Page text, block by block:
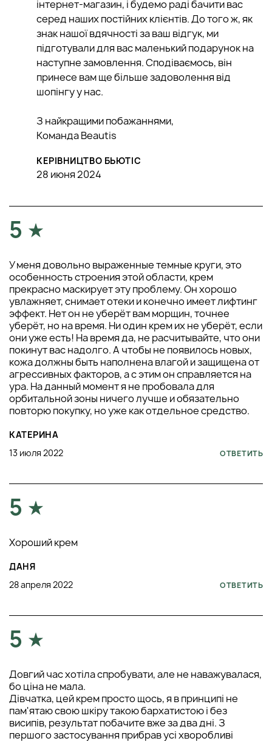
інтернет-магазин, і будемо раді бачити вас
серед наших постійних клієнтів. До того ж, як
знак нашої вдячності за ваш відгук, ми
підготували для вас маленький подарунок на
наступне замовлення. Сподіваємось, він
принесе вам ще більше задоволення від
шопінгу у нас.
З найкращими побажаннями,
Команда Beautis
КЕРІВНИЦТВО БЬЮТІС
28 июня 2024
5
У меня довольно выраженные темные круги, это
особенность строения этой области, крем
прекрасно маскирует эту проблему. Он хорошо
увлажняет, снимает отеки и конечно имеет лифтинг
эффект. Нет он не уберёт вам морщин, точнее
уберёт, но на время. Ни один крем их не уберёт, если
они уже есть! На время да, не расчитывайте, что они
покинут вас надолго. А чтобы не появилось новых,
кожа должны быть наполнена влагой и защищена от
агрессивных факторов, а с этим он справляется на
ура. На данный момент я не пробовала для
орбитальной зоны ничего лучше и обязательно
повторю покупку, но уже как отдельное средство.
КАТЕРИНА
13 июля 2022
ОТВЕТИТЬ
5
Хороший крем
ДАНЯ
28 апреля 2022
ОТВЕТИТЬ
5
Довгий час хотіла спробувати, але не наважувалася,
бо ціна не мала.
Дівчатка, цей крем просто щось, я в принципі не
пам'ятаю свою шкіру такою бархатистою і без
висипів, результат побачите вже за два дні. З
першого застосування прибрав усі хворобливі